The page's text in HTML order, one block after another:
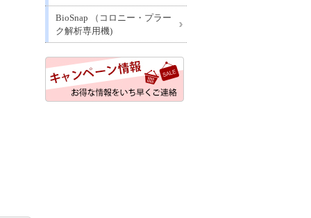
BioSnap （コロニー・プラー
ク解析専用機)